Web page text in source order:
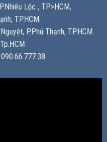
Lộc , TP>HCM,
TP.HCM.
P.Phú Thạnh, TP.HCM.